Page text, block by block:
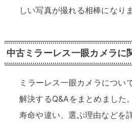
しい写真が撮れる相棒になりま
中古ミラーレス一眼カメラに
ミラーレス一眼カメラについてのよくある疑問を
解決するQ&Aをまとめました
寿命や違い、選ぶ理由などを